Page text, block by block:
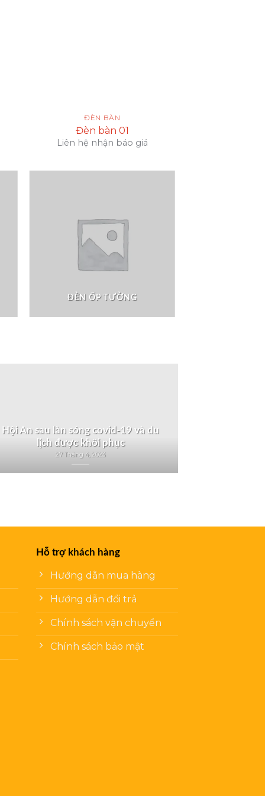
ĐÈN BÀN
Đèn bàn 01
Liên hệ nhận báo giá
ĐÈN ỐP TƯỜNG
Hội An sau làn sóng covid-19 và du
lịch được khôi phục
27 Tháng 4, 2023
Hỗ trợ khách hàng
Hướng dẫn mua hàng
Hướng dẫn đổi trả
Chính sách vận chuyển
Chính sách bảo mật